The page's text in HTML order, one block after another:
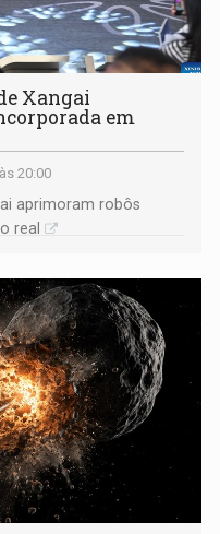
Xangai
em
20:00
aprimoram robôs
real